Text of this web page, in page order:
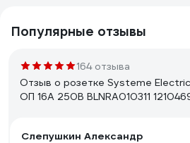
Популярные отзывы
164 отзыва
Отзыв о розетке Systeme
ОП 16А 250В BLNRA010311
Слепушкин Александр